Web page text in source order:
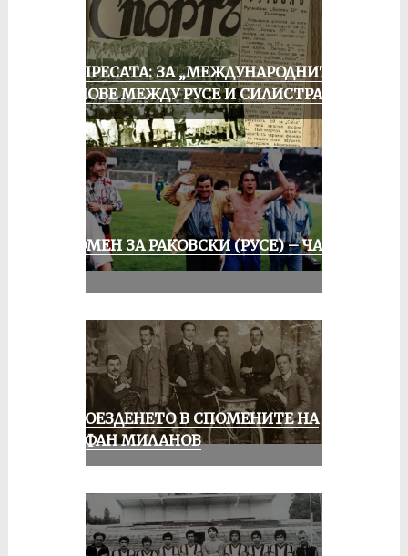
ОТ ПРЕСАТА: ЗА „МЕЖДУНАРОДНИТЕ“
МАЧОВЕ МЕЖДУ РУСЕ И СИЛИСТРА
СПОМЕН ЗА РАКОВСКИ (РУСЕ) – ЧАСТ
КОЛОЕЗДЕНЕТО В СПОМЕНИТЕ НА
СТЕФАН МИЛАНОВ